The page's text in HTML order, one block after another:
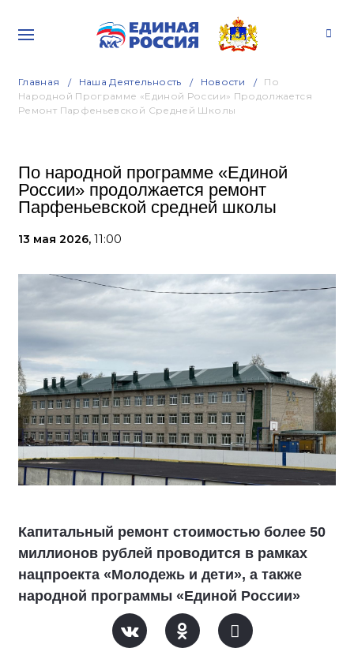
Главная Наша Деятельность Новости
По
Народной Программе «Единой России» Продолжается
Ремонт Парфеньевской Средней Школы
По народной программе «Единой
России» продолжается ремонт
Парфеньевской средней школы
13 мая 2026, 11:00
Капитальный ремонт стоимостью более 50
миллионов рублей проводится в рамках
нацпроекта «Молодежь и дети», а также
народной программы «Единой России»